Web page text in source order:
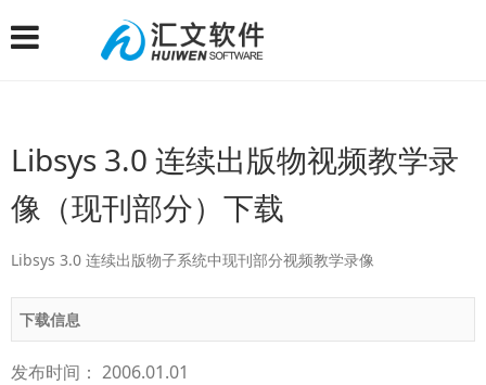
Libsys 3.0 连续出版物视频教学录
像（现刊部分）下载
Libsys 3.0 连续出版物子系统中现刊部分视频教学录像
下载信息
发布时间： 2006.01.01